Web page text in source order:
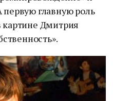
первую главную роль
картине Дмитрия